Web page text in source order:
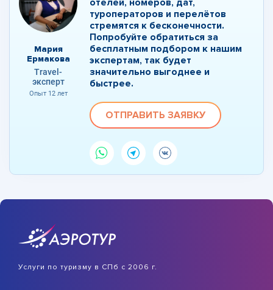
Мария
Ермакова
Travel-
эксперт
Опыт 12 лет
отелей, номеров, дат,
туроператоров и перелётов
стремятся к бесконечности.
Попробуйте обратиться за
бесплатным подбором к нашим
экспертам, так будет
значительно выгоднее и
быстрее.
ОТПРАВИТЬ ЗАЯВКУ
Услуги по туризму в СПб с 2006 г.